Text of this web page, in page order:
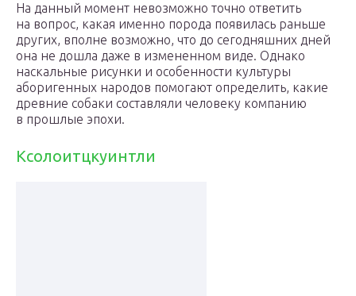
На данный момент невозможно точно ответить
на вопрос, какая именно порода появилась раньше
других, вполне возможно, что до сегодняшних дней
она не дошла даже в измененном виде. Однако
наскальные рисунки и особенности культуры
аборигенных народов помогают определить, какие
древние собаки составляли человеку компанию
в прошлые эпохи.
Ксолоитцкуинтли